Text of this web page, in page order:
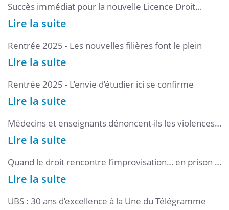
Succès immédiat pour la nouvelle Licence Droit
parcours Science Politique
Lire la suite
Rentrée 2025 - Les nouvelles filières font le plein
Lire la suite
Rentrée 2025 - L’envie d’étudier ici se confirme
Lire la suite
Médecins et enseignants dénoncent-ils les violences
sur mineurs, comme l’exige la loi ?
Lire la suite
Quand le droit rencontre l’improvisation… en prison :
une expérience humaine et pédagogique hors du
commun
Lire la suite
UBS : 30 ans d’excellence à la Une du Télégramme